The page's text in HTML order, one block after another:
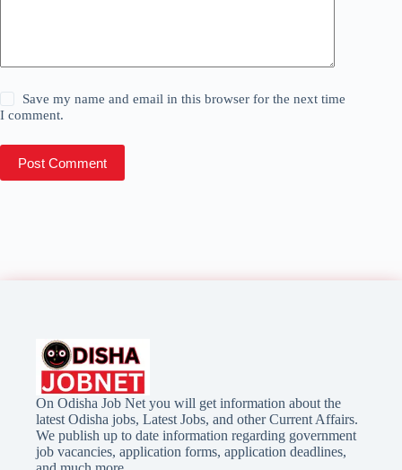
Save my name and email in this browser for the next time
I comment.
Post Comment
On Odisha Job Net you will get information about the
latest Odisha jobs, Latest Jobs, and other Current Affairs.
We publish up to date information regarding government
job vacancies, application forms, application deadlines,